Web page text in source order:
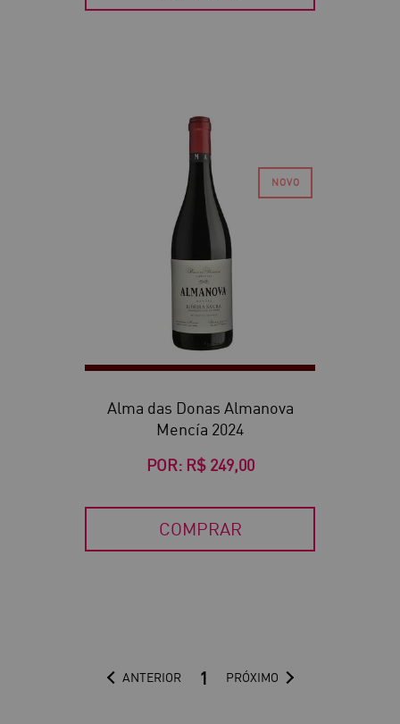
Alma das Donas Almanova
Mencía 2024
POR: R$ 249,00
COMPRAR
ANTERIOR 1 PRÓXIMO